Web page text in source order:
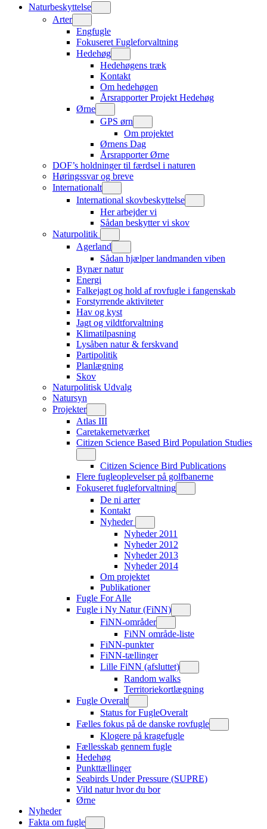
Naturbeskyttelse
Arter
Engfugle
Fokuseret Fugleforvaltning
Hedehøg
Hedehøgens træk
Kontakt
Om hedehøgen
Årsrapporter Projekt Hedehøg
Ørne
GPS ørn
Om projektet
Ørnens Dag
Årsrapporter Ørne
DOF’s holdninger til færdsel i naturen
Høringssvar og breve
Internationalt
International skovbeskyttelse
Her arbejder vi
Sådan beskytter vi skov
Naturpolitik
Agerland
Sådan hjælper landmanden viben
Bynær natur
Energi
Falkejagt og hold af rovfugle i fangenskab
Forstyrrende aktiviteter
Hav og kyst
Jagt og vildtforvaltning
Klimatilpasning
Lysåben natur & ferskvand
Partipolitik
Planlægning
Skov
Naturpolitisk Udvalg
Natursyn
Projekter
Atlas III
Caretakernetværket
Citizen Science Based Bird Population Studies
Citizen Science Bird Publications
Flere fugleoplevelser på golfbanerne
Fokuseret fugleforvaltning
De ni arter
Kontakt
Nyheder
Nyheder 2011
Nyheder 2012
Nyheder 2013
Nyheder 2014
Om projektet
Publikationer
Fugle For Alle
Fugle i Ny Natur (FiNN)
FiNN-områder
FiNN område-liste
FiNN-punkter
FiNN-tællinger
Lille FiNN (afsluttet)
Random walks
Territoriekortlægning
Fugle Overalt
Status for FugleOveralt
Fælles fokus på de danske rovfugle
Klogere på kragefugle
Fællesskab gennem fugle
Hedehøg
Punkttællinger
Seabirds Under Pressure (SUPRE)
Vild natur hvor du bor
Ørne
Nyheder
Fakta om fugle